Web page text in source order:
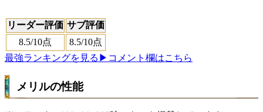
リーダー評価 サブ評価
8.5/10点 8.5/10点
最強ランキングを見る ▶コメント欄はこちら
メリルの性能